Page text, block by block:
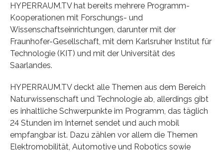
HYPERRAUM.TV hat bereits mehrere Programm-
Kooperationen mit Forschungs- und
Wissenschaftseinrichtungen, darunter mit der
Fraunhofer-Gesellschaft, mit dem Karlsruher Institut für
Technologie (KIT) und mit der Universität des
Saarlandes.
HYPERRAUM.TV deckt alle Themen aus dem Bereich
Naturwissenschaft und Technologie ab, allerdings gibt
es inhaltliche Schwerpunkte im Programm, das täglich
24 Stunden im Internet sendet und auch mobil
empfangbar ist. Dazu zählen vor allem die Themen
Elektromobilität, Automotive und Robotics sowie